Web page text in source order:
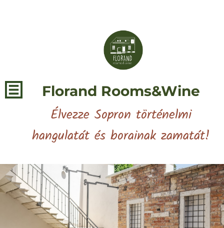
Florand Rooms&Wine
Élvezze Sopron történelmi
hangulatát és borainak zamatát!